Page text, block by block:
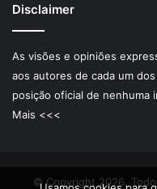
Disclaimer
As visões e opiniões
aos autores de cada um
posição oficial de nenhuma
Mais <<<
© Copyright 2026,